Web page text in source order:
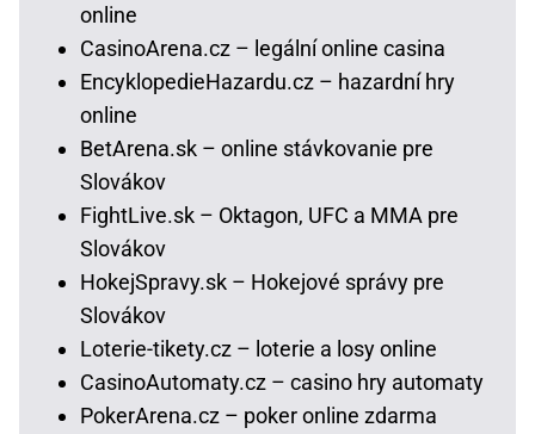
online
CasinoArena.cz – legální online casina
EncyklopedieHazardu.cz – hazardní hry
online
BetArena.sk – online stávkovanie pre
Slovákov
FightLive.sk – Oktagon, UFC a MMA pre
Slovákov
HokejSpravy.sk – Hokejové správy pre
Slovákov
Loterie-tikety.cz – loterie a losy online
CasinoAutomaty.cz – casino hry automaty
PokerArena.cz – poker online zdarma